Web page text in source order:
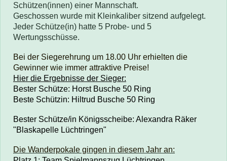
Schützen(innen) einer Mannschaft.
Geschossen wurde mit Kleinkaliber sitzend aufgelegt.
Jeder Schütze(in) hatte 5 Probe- und 5
Wertungsschüsse.
Bei der Siegerehrung um 18.00 Uhr erhielten die
Gewinner wie immer attraktive Preise!
Hier die Ergebnisse der Sieger:
Bester Schütze: Horst Busche 50 Ring
Beste Schützin: Hiltrud Busche 50 Ring
Bester Schütze/in Königsscheibe: Alexandra Räker
"Blaskapelle Lüchtringen"
Die Wanderpokale gingen in diesem Jahr an: